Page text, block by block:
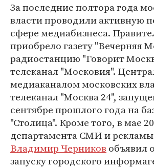
За последние полтора года
власти проводили активную
сфере медиабизнеса.
приобрело газету "Вечерняя
радиостанцию "Говорит
телеканал "Московия".
медиаканалом московских
телеканал "Москва 24",
сентябре прошлого года на
"Столица". Кроме того, в мае
департамента СМИ и
Владимир Черников объявил
запуску городского